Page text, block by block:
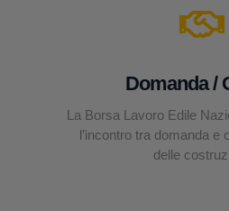
Domanda /
La Borsa Lavoro Edile
l’incontro tra domanda e
delle